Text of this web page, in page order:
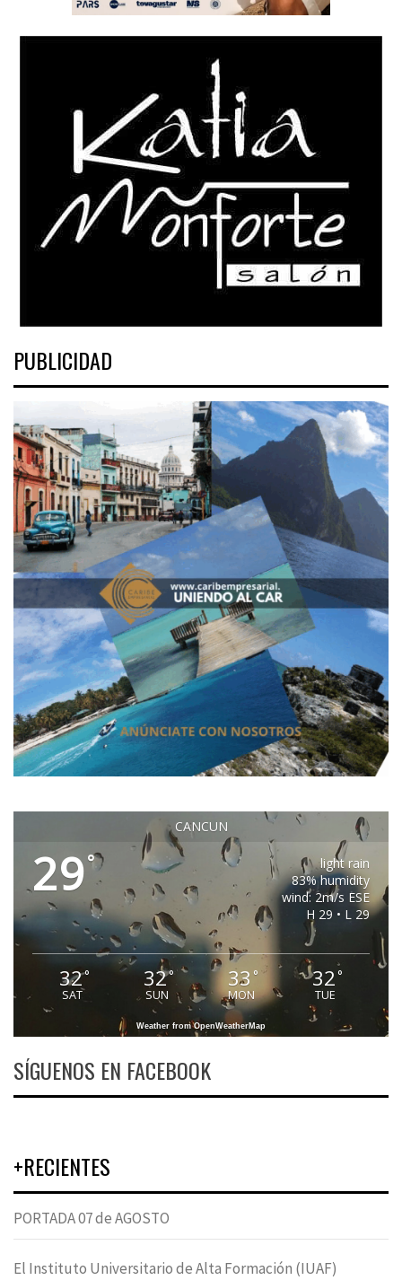
PUBLICIDAD
CANCUN
29°
light rain
83% humidity
wind: 2m/s ESE
H 29 • L 29
32°
SAT
32°
SUN
33 °
MON
32°
TUE
Weather from OpenWeatherMap
SÍGUENOS EN FACEBOOK
+RECIENTES
PORTADA 07 de AGOSTO
El Instituto Universitario de Alta Formación (IUAF)